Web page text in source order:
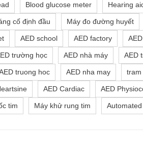
Blood glucose meter Hearing
cố định đầu Máy đo đường huyết
AED school AED factory
trường học AED nhà máy AED
truong hoc AED nha may tram
AED Cardiac AED
tim Máy khử rung tim